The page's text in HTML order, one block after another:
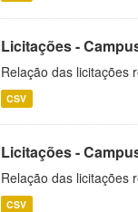
Licitações -
Relação das licitações
CSV
Licitações -
Relação das licitações
CSV